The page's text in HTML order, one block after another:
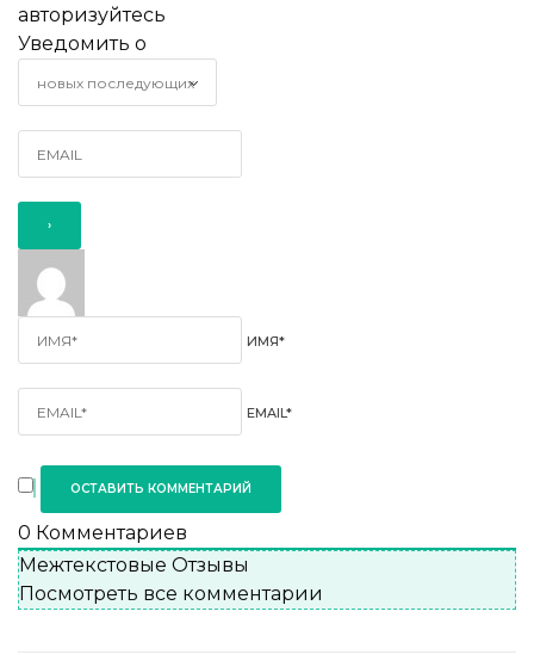
авторизуйтесь
Уведомить о
ИМЯ*
EMAIL*
0 Комментариев
Межтекстовые Отзывы
Посмотреть все комментарии